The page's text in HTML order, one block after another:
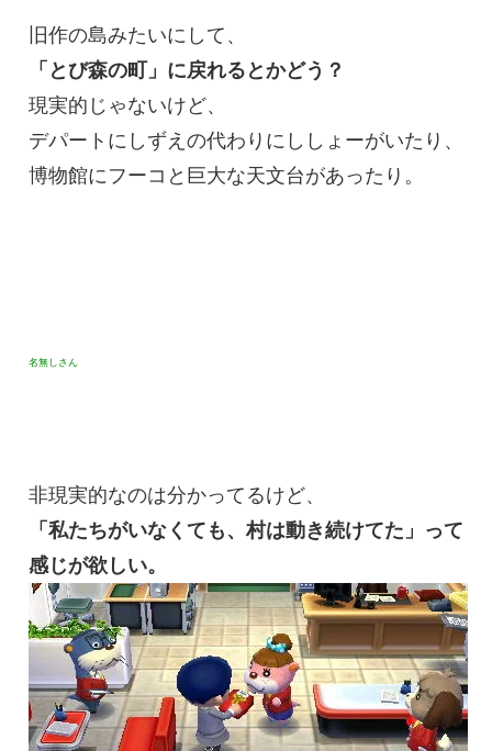
旧作の島みたいにして、
「とび森の町」に戻れるとかどう？
現実的じゃないけど、
デパートにしずえの代わりにししょーがいたり、
博物館にフーコと巨大な天文台があったり。
名無しさん
非現実的なのは分かってるけど、
「私たちがいなくても、村は動き続けてた」って
感じが欲しい。